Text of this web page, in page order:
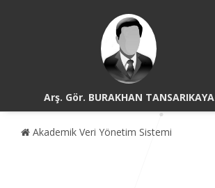
Arş. Gör. BURAKHAN TANSARIKAYA
Akademik Veri Yönetim Sistemi